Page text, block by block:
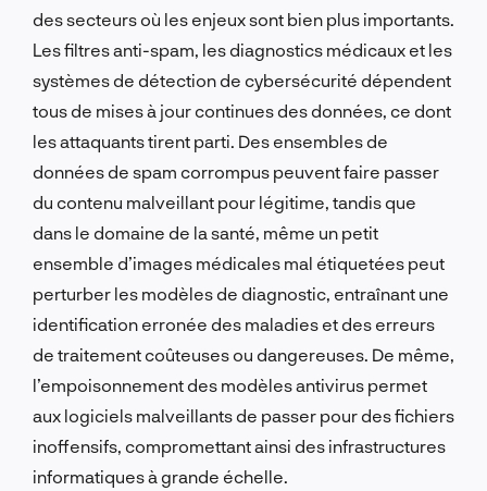
des secteurs où les enjeux sont bien plus importants.
Les filtres anti-spam, les diagnostics médicaux et les
systèmes de détection de cybersécurité dépendent
tous de mises à jour continues des données, ce dont
les attaquants tirent parti. Des ensembles de
données de spam corrompus peuvent faire passer
du contenu malveillant pour légitime, tandis que
dans le domaine de la santé, même un petit
ensemble d’images médicales mal étiquetées peut
perturber les modèles de diagnostic, entraînant une
identification erronée des maladies et des erreurs
de traitement coûteuses ou dangereuses. De même,
l’empoisonnement des modèles antivirus permet
aux logiciels malveillants de passer pour des fichiers
inoffensifs, compromettant ainsi des infrastructures
informatiques à grande échelle.